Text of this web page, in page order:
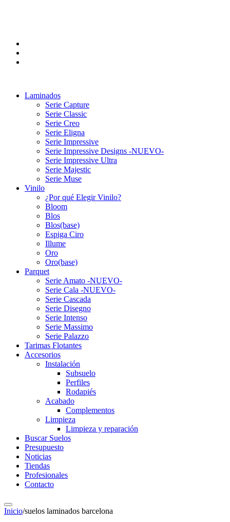
Laminados
Serie Capture
Serie Classic
Serie Creo
Serie Eligna
Serie Impressive
Serie Impressive Designs -NUEVO-
Serie Impressive Ultra
Serie Majestic
Serie Muse
Vinilo
¿Por qué Elegir Vinilo?
Bloom
Blos
Blos(base)
Espiga Ciro
Illume
Oro
Oro(base)
Parquet
Serie Amato -NUEVO-
Serie Cala -NUEVO-
Serie Cascada
Serie Disegno
Serie Intenso
Serie Massimo
Serie Palazzo
Tarimas Flotantes
Accesorios
Instalación
Subsuelo
Perfiles
Rodapiés
Acabado
Complementos
Limpieza
Limpieza y reparación
Buscar Suelos
Presupuesto
Noticias
Tiendas
Profesionales
Contacto
Inicio/suelos laminados barcelona